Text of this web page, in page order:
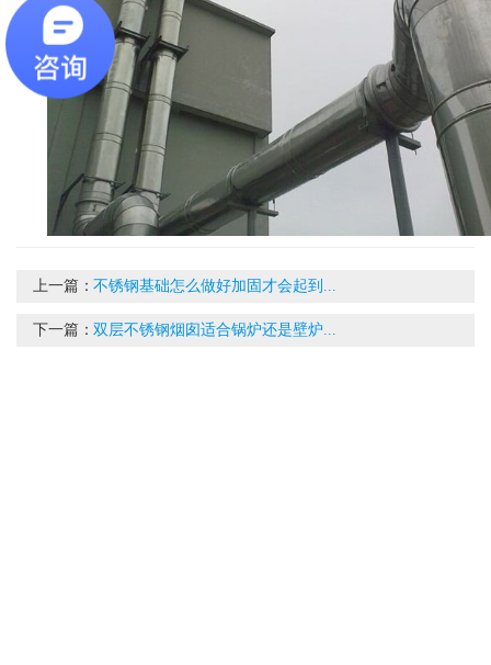
上一篇：不锈钢基础怎么做好加固才会起到...
下一篇：双层不锈钢烟囱适合锅炉还是壁炉...